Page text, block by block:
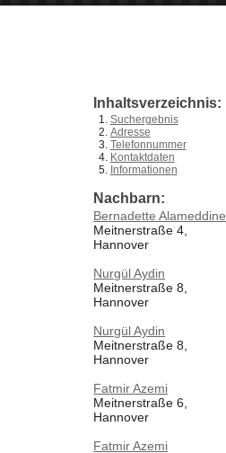
Inhaltsverzeichnis:
Suchergebnis
Adresse
Telefonnummer
Kontaktdaten
Informationen
Nachbarn:
Bernadette Alameddine
Meitnerstraße 4,
Hannover
Nurgül Aydin
Meitnerstraße 8,
Hannover
Nurgül Aydin
Meitnerstraße 8,
Hannover
Fatmir Azemi
Meitnerstraße 6,
Hannover
Fatmir Azemi